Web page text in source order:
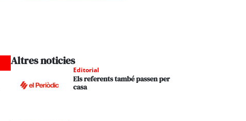
Altres noticies
Editorial
Els referents també passen per
casa